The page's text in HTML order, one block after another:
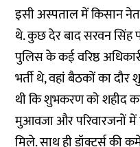
इसी अस्पताल में किसान
थे. कुछ देर बाद सरवन
पुलिस के कई वरिष्ठ
भर्ती थे, वहां बैठकों का
थी कि शुभकरण को शहीद
मुआवजा और परिवारजनों में
मिले. साथ ही डॉक्टर्स की